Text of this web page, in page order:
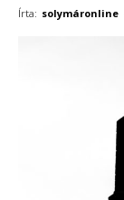
Írta: solymáronline